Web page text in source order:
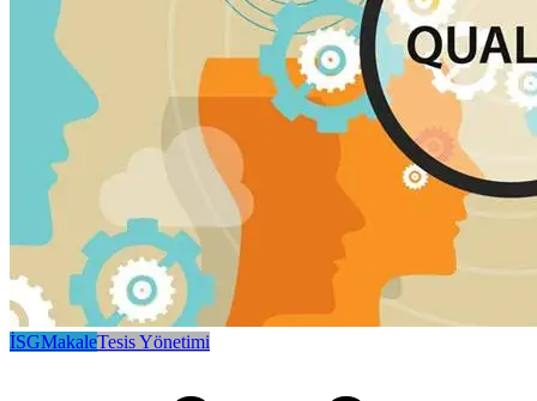
İSGMakaleTesis Yönetimi